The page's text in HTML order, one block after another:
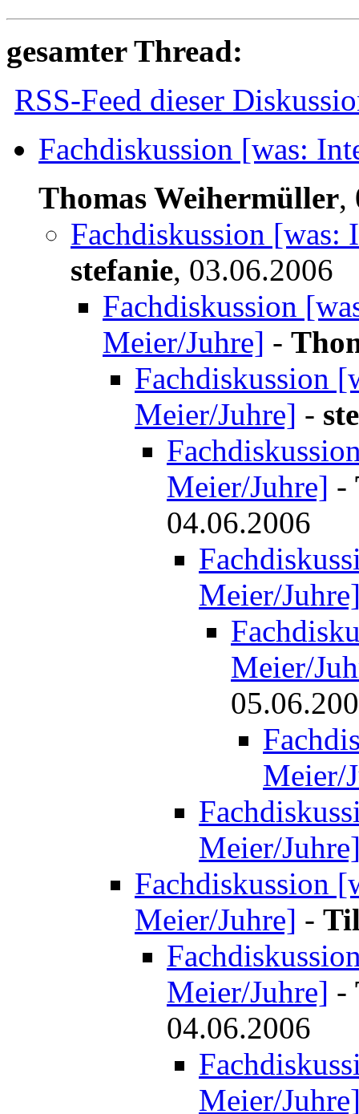
gesamter Thread:
RSS-Feed dieser
Fachdiskussion [was:
Thomas Weihermüller,
Fachdiskussion
stefanie, 03.06.2006
Fachdiskussion
Meier/Juhre] -
Fachdiskussion
Meier/Juhre] -
Meier/Juhre] -
04.06.2006
Meier/
Meier/
Meier/
Meier/
Fachdiskussion
Meier/Juhre] -
Meier/Juhre] -
04.06.2006
Meier/